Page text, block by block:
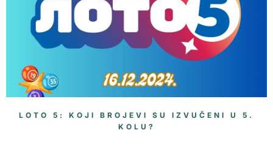
LOTO 5: KOJI BROJEVI SU IZVUČENI U 5.
KOLU?